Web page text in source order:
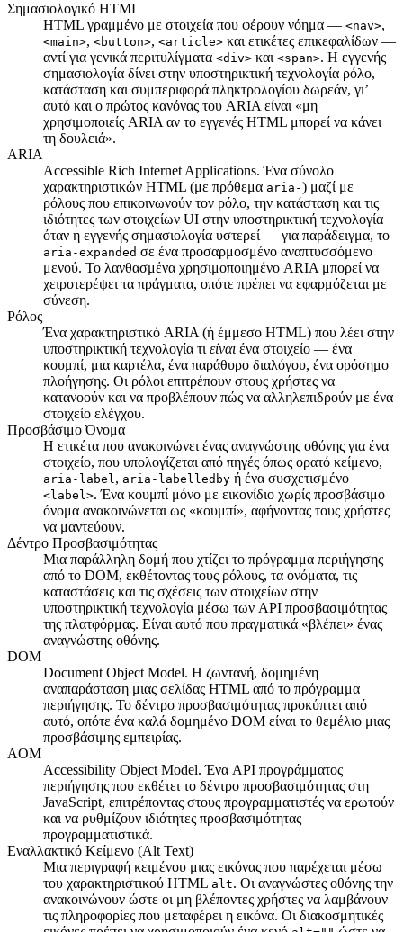
Σημασιολογικό HTML
HTML γραμμένο με στοιχεία που φέρουν νόημα — <nav>,
<main>, <button>, <article> και ετικέτες επικεφαλίδων —
αντί για γενικά περιτυλίγματα <div> και <span>. Η εγγενής
σημασιολογία δίνει στην υποστηρικτική τεχνολογία ρόλο,
κατάσταση και συμπεριφορά πληκτρολογίου δωρεάν, γι’
αυτό και ο πρώτος κανόνας του ARIA είναι «μη
χρησιμοποιείς ARIA αν το εγγενές HTML μπορεί να κάνει
τη δουλειά».
ARIA
Accessible Rich Internet Applications. Ένα σύνολο
χαρακτηριστικών HTML (με πρόθεμα aria-) μαζί με
ρόλους που επικοινωνούν τον ρόλο, την κατάσταση και τις
ιδιότητες των στοιχείων UI στην υποστηρικτική τεχνολογία
όταν η εγγενής σημασιολογία υστερεί — για παράδειγμα, το
aria-expanded σε ένα προσαρμοσμένο αναπτυσσόμενο
μενού. Το λανθασμένα χρησιμοποιημένο ARIA μπορεί να
χειροτερέψει τα πράγματα, οπότε πρέπει να εφαρμόζεται με
σύνεση.
Ρόλος
Ένα χαρακτηριστικό ARIA (ή έμμεσο HTML) που λέει στην
υποστηρικτική τεχνολογία τι είναι ένα στοιχείο — ένα
κουμπί, μια καρτέλα, ένα παράθυρο διαλόγου, ένα ορόσημο
πλοήγησης. Οι ρόλοι επιτρέπουν στους χρήστες να
κατανοούν και να προβλέπουν πώς να αλληλεπιδρούν με ένα
στοιχείο ελέγχου.
Προσβάσιμο Όνομα
Η ετικέτα που ανακοινώνει ένας αναγνώστης οθόνης για ένα
στοιχείο, που υπολογίζεται από πηγές όπως ορατό κείμενο,
aria-label, aria-labelledby ή ένα συσχετισμένο
<label>. Ένα κουμπί μόνο με εικονίδιο χωρίς προσβάσιμο
όνομα ανακοινώνεται ως «κουμπί», αφήνοντας τους χρήστες
να μαντεύουν.
Δέντρο Προσβασιμότητας
Μια παράλληλη δομή που χτίζει το πρόγραμμα περιήγησης
από το DOM, εκθέτοντας τους ρόλους, τα ονόματα, τις
καταστάσεις και τις σχέσεις των στοιχείων στην
υποστηρικτική τεχνολογία μέσω των API προσβασιμότητας
της πλατφόρμας. Είναι αυτό που πραγματικά «βλέπει» ένας
αναγνώστης οθόνης.
DOM
Document Object Model. Η ζωντανή, δομημένη
αναπαράσταση μιας σελίδας HTML από το πρόγραμμα
περιήγησης. Το δέντρο προσβασιμότητας προκύπτει από
αυτό, οπότε ένα καλά δομημένο DOM είναι το θεμέλιο μιας
προσβάσιμης εμπειρίας.
AOM
Accessibility Object Model. Ένα API προγράμματος
περιήγησης που εκθέτει το δέντρο προσβασιμότητας στη
JavaScript, επιτρέποντας στους προγραμματιστές να ερωτούν
και να ρυθμίζουν ιδιότητες προσβασιμότητας
προγραμματιστικά.
Εναλλακτικό Κείμενο (Alt Text)
Μια περιγραφή κειμένου μιας εικόνας που παρέχεται μέσω
του χαρακτηριστικού HTML alt. Οι αναγνώστες οθόνης την
ανακοινώνουν ώστε οι μη βλέποντες χρήστες να λαμβάνουν
τις πληροφορίες που μεταφέρει η εικόνα. Οι διακοσμητικές